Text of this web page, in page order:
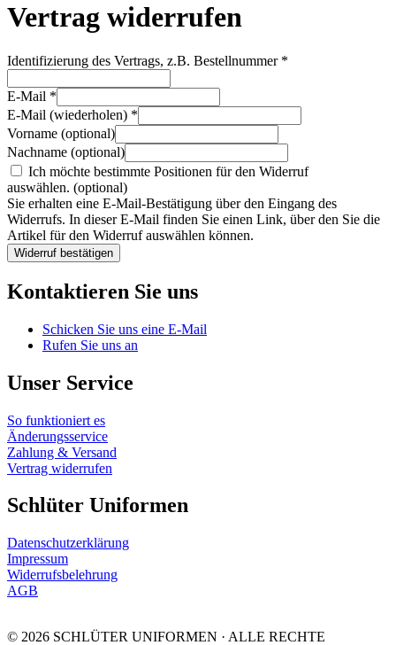
Vertrag widerrufen
Identifizierung des Vertrags, z.B. Bestellnummer *
E-Mail *
E-Mail (wiederholen) *
Vorname (optional)
Nachname (optional)
Ich möchte bestimmte Positionen für den Widerruf
auswählen. (optional)
Sie erhalten eine E-Mail-Bestätigung über den Eingang des
Widerrufs. In dieser E-Mail finden Sie einen Link, über den Sie die
Artikel für den Widerruf auswählen können.
Widerruf bestätigen
Kontaktieren Sie uns
Schicken Sie uns eine E-Mail
Rufen Sie uns an
Unser Service
So funktioniert es
Änderungsservice
Zahlung & Versand
Vertrag widerrufen
Schlüter Uniformen
Datenschutzerklärung
Impressum
Widerrufsbelehrung
AGB
© 2026 SCHLÜTER UNIFORMEN · ALLE RECHTE